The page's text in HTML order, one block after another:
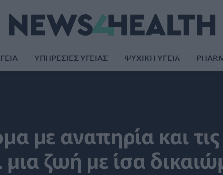
ΥΠΗΡΕΣΙΕΣ ΥΓΕΙΑΣ ΨΥΧΙΚΗ ΥΓΕΙΑ
με αναπηρία και τις
μια ζωή με ίσα